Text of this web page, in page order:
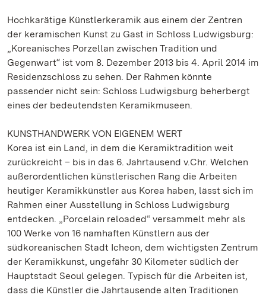
Hochkarätige Künstlerkeramik aus einem der Zentren
der keramischen Kunst zu Gast in Schloss Ludwigsburg:
„Koreanisches Porzellan zwischen Tradition und
Gegenwart“ ist vom 8. Dezember 2013 bis 4. April 2014 im
Residenzschloss zu sehen. Der Rahmen könnte
passender nicht sein: Schloss Ludwigsburg beherbergt
eines der bedeutendsten Keramikmuseen.
KUNSTHANDWERK VON EIGENEM WERT
Korea ist ein Land, in dem die Keramiktradition weit
zurückreicht – bis in das 6. Jahrtausend v.Chr. Welchen
außerordentlichen künstlerischen Rang die Arbeiten
heutiger Keramikkünstler aus Korea haben, lässt sich im
Rahmen einer Ausstellung in Schloss Ludwigsburg
entdecken. „Porcelain reloaded“ versammelt mehr als
100 Werke von 16 namhaften Künstlern aus der
südkoreanischen Stadt Icheon, dem wichtigsten Zentrum
der Keramikkunst, ungefähr 30 Kilometer südlich der
Hauptstadt Seoul gelegen. Typisch für die Arbeiten ist,
dass die Künstler die Jahrtausende alten Traditionen